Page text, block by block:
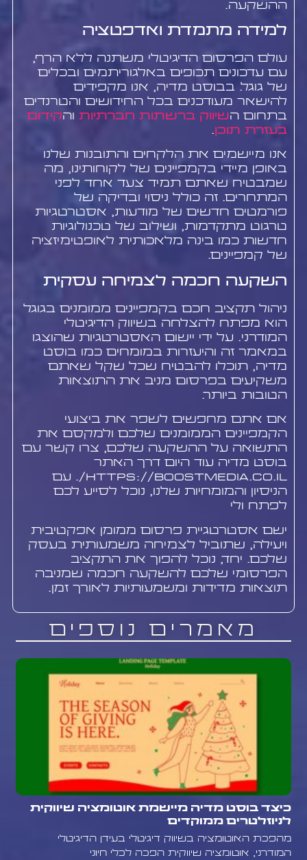
ההשקעה.
למידה מתמדת ואדפטציה
עולם הפרסום הדיגיטלי משתנה ללא הרף,
עם עדכונים תכופים באלגוריתמים ובכלים
של גוגל. בבוסט מדיה, אנו מקפידים
להישאר מעודכנים בכל החידושים והטרנדים
בתחום השיווק ברשתות חברתיותוהקידום
בעזרת תוכן.
אנו מיישמים את הלקחים והתובנות שלנו
באופן מיידי בקמפיינים של לקוחותינו, מה
שמבטיח שאתם תמיד צעד אחד לפני
המתחרים. זה כולל ניסוי ובדיקה של
פורמטים חדשים של מודעות, אסטרטגיות
טרגוט מתקדמות, ושילוב של טכנולוגיות
חדשות כמו בינה מלאכותית לאופטימיזציה
של קמפיינים.
השקעה חכמה לצמיחה עסקית
ניהול תקציב חכם בקמפיינים ממומנים בגוגל
הוא מפתח להצלחה בשיווק הדיגיטלי
המודרני. על ידי יישום האסטרטגיות שהוצגו
במאמר זה והיעזרות במומחים כמו בוסט
מדיה, תוכלו להבטיח שכל שקל שאתם
משקיעים בפרסום מניב את התוצאות
הטובות ביותר.
אם אתם מחפשים לשפר את ביצועי
הקמפיינים הממומנים שלכם ולמקסם את
התשואה על ההשקעה שלכם, צרו קשר עם
בוסט מדיה עוד היום דרך האתר
https://boostmedia.co.il/. עם
הניסיון והמומחיות שלנו, נוכל לסייע לכם
לפתח ולי
ישם אסטרטגיית פרסום ממומן אפקטיבית
ויעילה, שתוביל לצמיחה משמעותית בעסק
שלכם. יחד, נוכל להפוך את התקציב
הפרסומי שלכם להשקעה חכמה שמניבה
תוצאות מדידות ומשמעותיות לאורך זמן.
מאמרים נוספים
כיצד בוסט מדיה מיישמת אוטומציה שיווקית
לניוזלטרים ממוקדים
מהפכת האוטומציה בשיווק דיגיטלי בעידן הדיגיטלי
המודרני, אוטומציה שיווקית הפכה לכלי חיוני